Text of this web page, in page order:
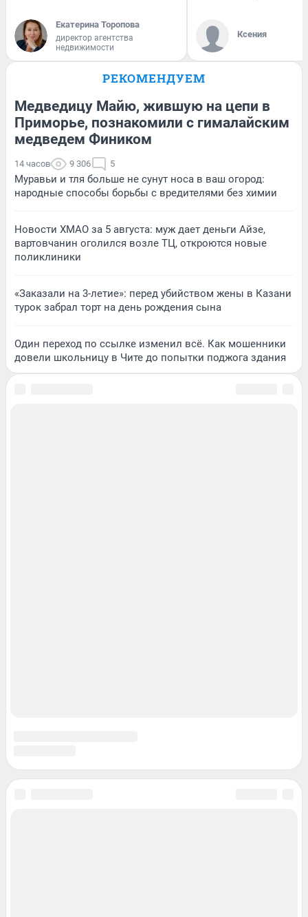
Екатерина Торопова
директор агентства
недвижимости
Ксения
РЕКОМЕНДУЕМ
Медведицу Майю, жившую на цепи в
Приморье, познакомили с гималайским
медведем Фиником
14 часов 9 306 5
Муравьи и тля больше не сунут носа в ваш огород:
народные способы борьбы с вредителями без химии
Новости ХМАО за 5 августа: муж дает деньги Айзе,
вартовчанин оголился возле ТЦ, откроются новые
поликлиники
«Заказали на 3-летие»: перед убийством жены в Казани
турок забрал торт на день рождения сына
Один переход по ссылке изменил всё. Как мошенники
довели школьницу в Чите до попытки поджога здания